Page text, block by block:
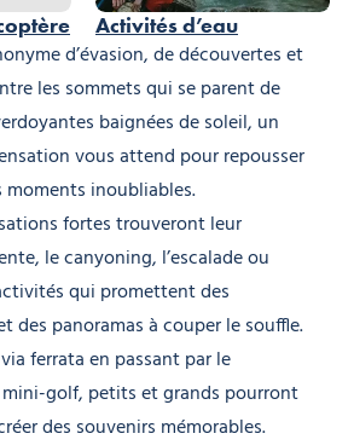
Activités d’eau
d’évasion, de découvertes et
les sommets qui se parent de
baignées de soleil, un
vous attend pour repousser
inoubliables.
fortes trouveront leur
le canyoning, l’escalade ou
qui promettent des
des panoramas à couper le souffle.
ferrata en passant par le
golf, petits et grands pourront
des souvenirs mémorables.